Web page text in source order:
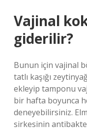
Vajinal
giderilir?
Bunun için vajinal
tatlı kaşığı
ekleyip tamponu
bir hafta boyunca
deneyebilirsiniz.
sirkesinin